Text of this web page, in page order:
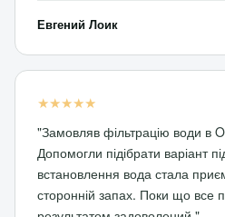
Евгений Лоик
★★★★★
"Замовляв фільтрацію води в
Допомогли підібрати варіант
встановлення вода стала
сторонній запах. Поки що все